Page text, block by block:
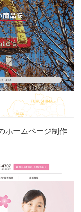
ホームページ制作